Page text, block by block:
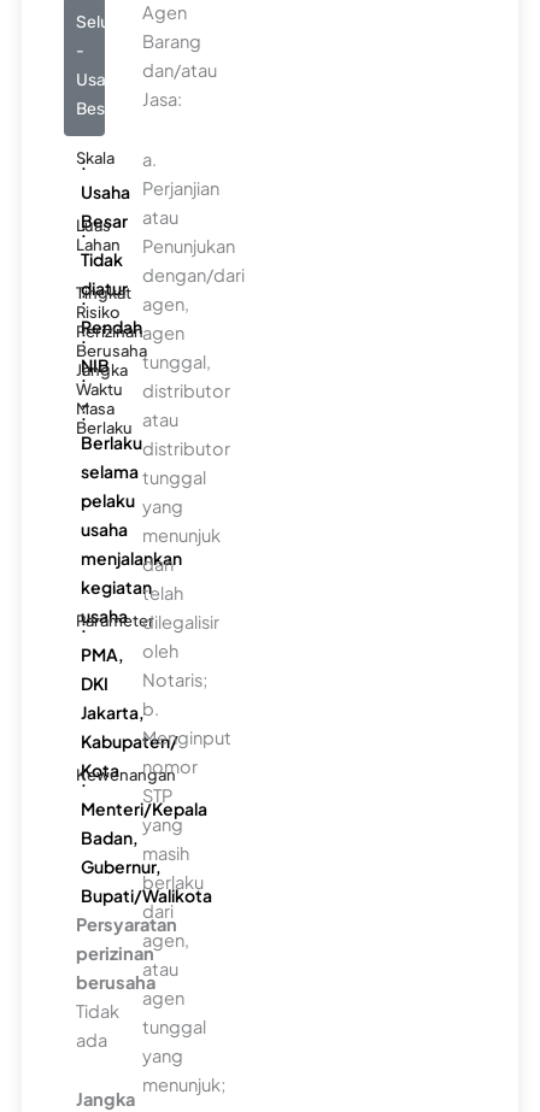
Seluruhnya
-
Usaha
Besar
Skala
:
Usaha
Besar
Luas
Lahan
:
Tidak
diatur
Tingkat
Risiko
:
Rendah
Perizinan
Berusaha
:
NIB
Jangka
Waktu
:
-
Masa
Berlaku
:
Berlaku
selama
pelaku
usaha
menjalankan
kegiatan
usaha
Parameter
:
PMA,
DKI
Jakarta,
Kabupaten/
Kota
Kewenangan
:
Menteri/Kepala
Badan,
Gubernur,
Bupati/Walikota
Persyaratan
perizinan
berusaha
Tidak
ada
Jangka
Agen
Barang
dan/atau
Jasa:
a.
Perjanjian
atau
Penunjukan
dengan/dari
agen,
agen
tunggal,
distributor
atau
distributor
tunggal
yang
menunjuk
dan
telah
dilegalisir
oleh
Notaris;
b.
Menginput
nomor
STP
yang
masih
berlaku
dari
agen,
atau
agen
tunggal
yang
menunjuk;